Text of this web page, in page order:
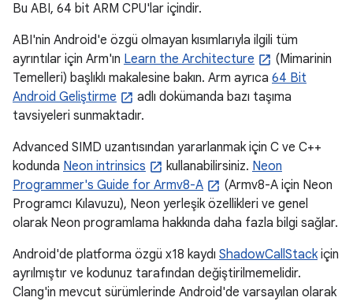
Bu ABI, 64 bit ARM CPU'lar içindir.
ABI'nin Android'e özgü olmayan kısımlarıyla ilgili tüm
ayrıntılar için Arm'ın Learn the Architecture
(Mimarinin
Temelleri) başlıklı makalesine bakın. Arm ayrıca 64 Bit
Android Geliştirme
adlı dokümanda bazı taşıma
tavsiyeleri sunmaktadır.
Advanced SIMD uzantısından yararlanmak için C ve C++
kodunda Neon intrinsics kullanabilirsiniz. Neon
Programmer's Guide for Armv8-A
(Armv8-A için Neon
Programcı Kılavuzu), Neon yerleşik özellikleri ve genel
olarak Neon programlama hakkında daha fazla bilgi sağlar.
Android'de platforma özgü x18 kaydı ShadowCallStackiçin
ayrılmıştır ve kodunuz tarafından değiştirilmemelidir.
Clang'in mevcut sürümlerinde Android'de varsayılan olarak